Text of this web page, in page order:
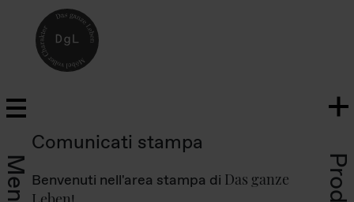
Menu
Comunicati stampa
Benvenuti nell'area stampa di Das ganze